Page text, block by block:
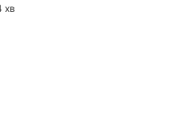
хв